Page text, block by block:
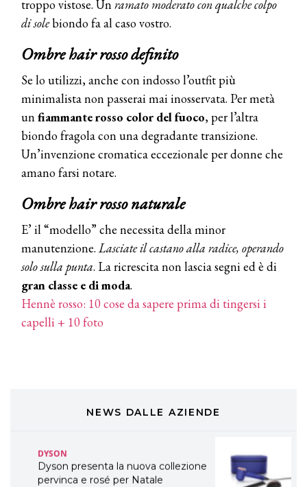
troppo vistose. Unramato moderato con qualchecolpo
di solebiondo fa al caso vostro.
Ombre hair rosso definito
Se lo utilizzi, anche con indosso l’outfit più
minimalista non passerai mai inosservata. Per metà
unfiammante rosso color del fuoco, per l’altra
biondo fragola con una degradante transizione.
Un’invenzione cromatica eccezionale per donne che
amano farsi notare.
Ombre hair rosso naturale
E’ il “modello” che necessita della minor
manutenzione.Lasciate il castano alla radice, operando
solo sulla punta. La ricrescita non lascia segni ed è di
gran classe e di moda.
Hennè rosso: 10 cose da sapere prima di tingersi i
capelli + 10 foto
NEWS DALLE AZIENDE
WELLNESS CONGRESS 2022: I
TEMI
DYSON
Dyson presenta la nuova collezione
COTRIL
Continua la carrellata di look firmati
Cotril alla Festa del Cinema di Roma
TONI&GUY
TONI&GUY “Feel Good Experience”!
TONI&GUY
LABEL.M lancia la sua innovativa ed
eco-sostenibile linea di prodotti
professionali
DAVINES
Davines presenta cofanetti beauty
WELLNESS CONGRESS 2022: I
DYSON
Dyson presenta la nuova collezione
pervinca e rosé per Natale